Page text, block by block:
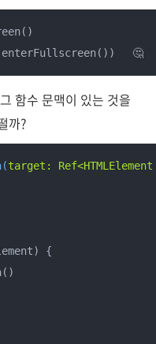
　 🤔
함수 문맥이 있는 것을
까?
(target:
{